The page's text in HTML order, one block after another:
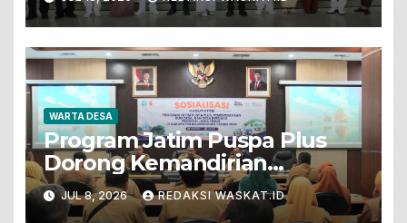
WARTA DESA
Program Jatim Puspa Plus
Dorong Kemandirian
Ekonomi Desa Dengan
Semangat Kolaborasi
JUL 8, 2026 REDAKSI WASKAT.ID